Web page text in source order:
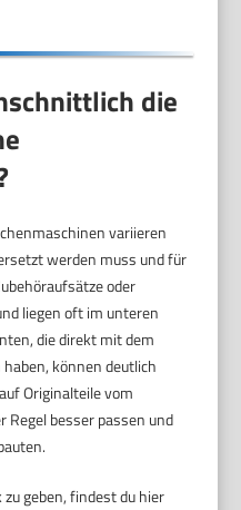
die
variieren
werden muss und für
oder
liegen oft im unteren
die direkt mit dem
können deutlich
Originalteile vom
Regel besser passen und
geben, findest du hier